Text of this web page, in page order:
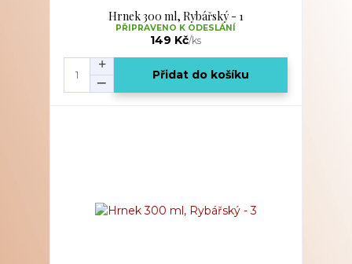
Hrnek 300 ml, Rybářský - 1
149 Kč/ks
PŘIPRAVENO K ODESLÁNÍ
Přidat do košíku